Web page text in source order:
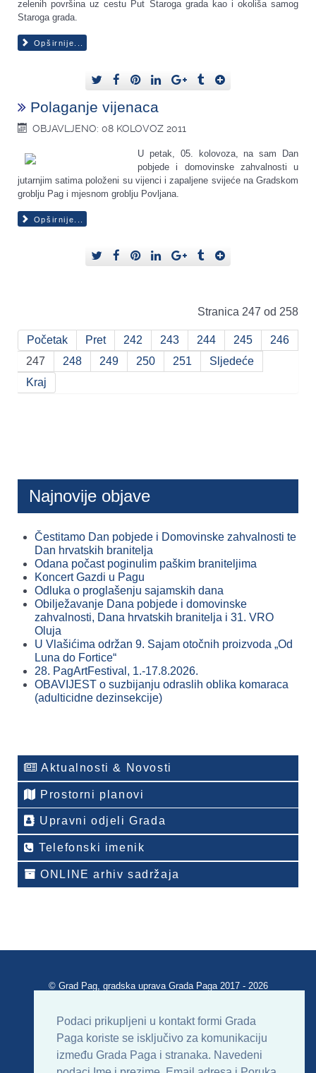
Podaci prikupljeni u kontakt formi Grada
Paga koriste se isključivo za komunikaciju
između Grada Paga i stranaka. Navedeni
zelenih površina uz cestu Put Staroga grada kao i okoliša samog
Staroga grada.
Opširnije...
Polaganje vijenaca
OBJAVLJENO: 08 KOLOVOZ 2011
U petak, 05. kolovoza, na sam Dan
pobjede i domovinske zahvalnosti u
jutarnjim satima položeni su vijenci i zapaljene svijeće na Gradskom
groblju Pag i mjesnom groblju Povljana.
Opširnije...
Stranica 247 od 258
Početak Pret 242 243 244 245
246
247
248 249 250 251
Sljedeće
Kraj
Najnovije objave
Čestitamo Dan pobjede i Domovinske zahvalnosti te
Dan hrvatskih branitelja
Odana počast poginulim paškim braniteljima
Koncert Gazdi u Pagu
Odluka o proglašenju sajamskih dana
Obilježavanje Dana pobjede i domovinske
zahvalnosti, Dana hrvatskih branitelja i 31. VRO
Oluja
U Vlašićima održan 9. Sajam otočnih proizvoda „Od
Luna do Fortice“
28. PagArtFestival, 1.-17.8.2026.
OBAVIJEST o suzbijanju odraslih oblika komaraca
(adulticidne dezinsekcije)
Aktualnosti & Novosti
Prostorni planovi
Upravni odjeli Grada
Telefonski imenik
ONLINE arhiv sadržaja
© Grad Pag, gradska uprava Grada Paga 2017 - 2026
Uvjeti korištenja Impressum
Kontakt